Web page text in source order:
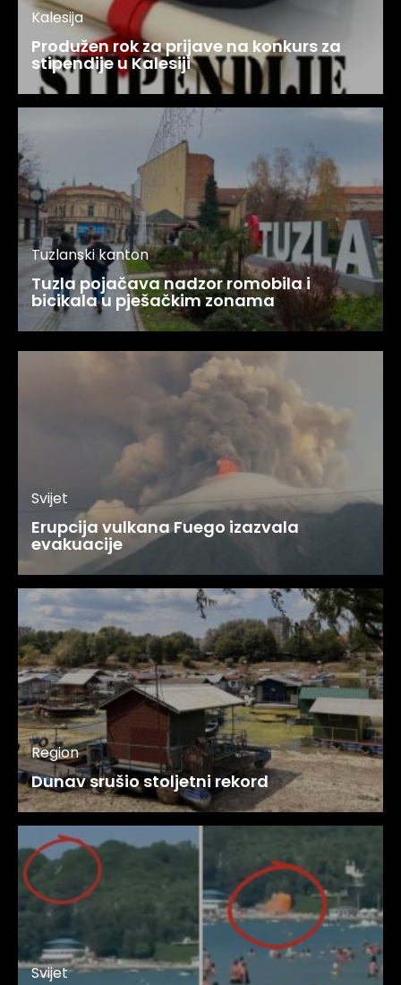
Kalesija
Produžen rok za prijave na konkurs za
stipendije u Kalesiji
Tuzlanski kanton
Tuzla pojačava nadzor romobila i
bicikala u pješačkim zonama
Svijet
Erupcija vulkana Fuego izazvala
evakuacije
Region
Dunav srušio stoljetni rekord
Svijet